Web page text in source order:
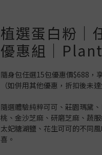
植選蛋白粉｜
優惠組｜
隨身包任選15包優惠價$688，
（如併用其他優惠，折扣後未
隨選體驗純粹可可、莊園瑪黛
桃、金沙芝麻、研磨芝麻、蔬
太妃糖湖鹽、花生可可的不同
喜。